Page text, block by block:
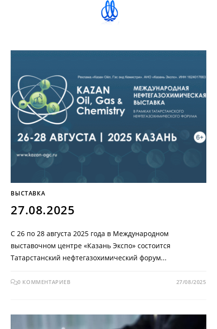
ВЫСТАВКА
27.08.2025
С 26 по 28 августа 2025 года в Международном
выставочном центре «Казань Экспо» состоится
Татарстанский нефтегазохимический форум...
0 КОММЕНТАРИЕВ 27/08/2025